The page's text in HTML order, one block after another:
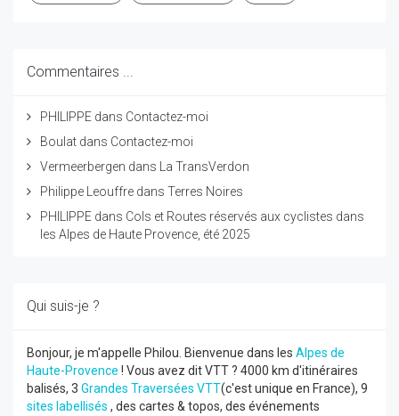
Commentaires ...
PHILIPPE dans Contactez-moi
Boulat dans Contactez-moi
Vermeerbergen dans La TransVerdon
Philippe Leouffre dans Terres Noires
PHILIPPE dans Cols et Routes réservés aux cyclistes dans
les Alpes de Haute Provence, été 2025
Qui suis-je ?
Bonjour, je m'appelle Philou. Bienvenue dans les Alpes de
Haute-Provence ! Vous avez dit VTT ? 4000 km d'itinéraires
balisés, 3 Grandes Traversées VTT(c'est unique en France), 9
sites labellisés , des cartes & topos, des événements